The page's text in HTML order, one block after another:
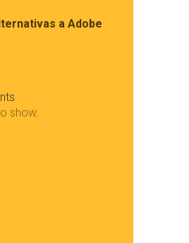
a Adobe
show.